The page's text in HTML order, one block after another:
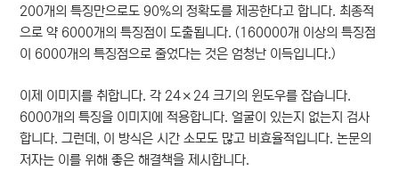
200개의 특징만으로도 90%의 정확도를 제공한다고 합니다. 최종적
으로 약 6000개의 특징점이 도출됩니다. (160000개 이상의 특징점
이 6000개의 특징점으로 줄었다는 것은 엄청난 이득입니다.)
이제 이미지를 취합니다. 각 24×24 크기의 윈도우를 잡습니다.
6000개의 특징을 이미지에 적용합니다. 얼굴이 있는지 없는지 검사
합니다. 그런데, 이 방식은 시간 소모도 많고 비효율적입니다. 논문의
저자는 이를 위해 좋은 해결책을 제시합니다.